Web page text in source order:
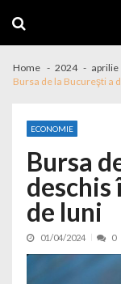
Home 2024 aprilie
Bursa de la Bucureşti a
ECONOMIE
Bursa
de luni
01/04/2024 0